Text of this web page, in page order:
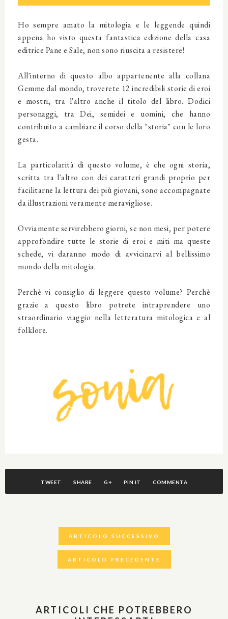
Ho sempre amato la mitologia e le leggende quindi
appena ho visto questa fantastica edizione della casa
editrice Pane e Sale, non sono riuscita a resistere!
All'interno di questo albo appartenente alla collana
Gemme dal mondo, troverete 12 incredibili storie di eroi
e mostri, tra l'altro anche il titolo del libro. Dodici
personaggi, tra Dei, semidei e uomini, che hanno
contribuito a cambiare il corso della "storia" con le loro
gesta.
La particolarità di questo volume, è che ogni storia,
scritta tra l'altro con dei caratteri grandi proprio per
facilitarne la lettura dei più giovani, sono accompagnate
da illustrazioni veramente meravigliose.
Ovviamente servirebbero giorni, se non mesi, per potere
approfondire tutte le storie di eroi e miti ma queste
schede, vi daranno modo di avvicinarvi al bellissimo
mondo della mitologia.
Perchè vi consiglio di leggere questo volume? Perchè
grazie a questo libro potrete intraprendere uno
straordinario viaggio nella letteratura mitologica e al
folklore.
TWEET SHARE G+ PIN IT COMMENTA
ARTICOLO SUCCESSIVO
ARTICOLO PRECEDENTE
ARTICOLI CHE POTREBBERO